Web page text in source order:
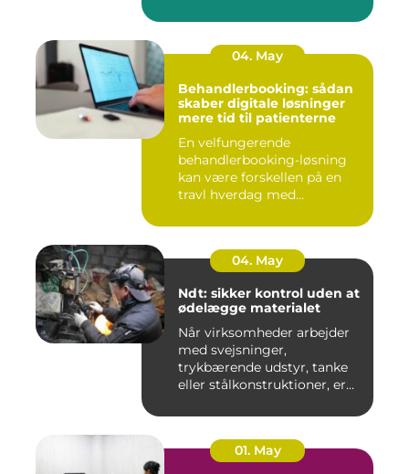
04. May
Behandlerbooking: sådan
skaber digitale løsninger
mere tid til patienterne
En velfungerende
behandlerbooking-løsning
kan være forskellen på en
travl hverdag med
04. May
Ndt: sikker kontrol uden at
ødelægge materialet
Når virksomheder arbejder
med svejsninger,
trykbærende udstyr, tanke
eller stålkonstruktioner, er
01. May